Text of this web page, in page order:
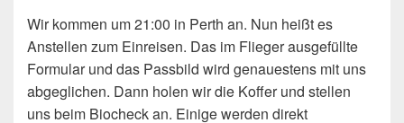
Wir kommen um 21:00 in Perth an. Nun heißt es
Anstellen zum Einreisen. Das im Flieger ausgefüllte
Formular und das Passbild wird genauestens mit uns
abgeglichen. Dann holen wir die Koffer und stellen
uns beim Biocheck an. Einige werden direkt